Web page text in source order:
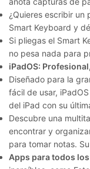
¿Quieres escribir un
Smart Keyboard y
Si pliegas el Smart
no pesa nada para
iPadOS:
Diseñado para la
fácil de usar,
del iPad con su
Descubre una
encontrar y
para tomar notas.
Apps para todos